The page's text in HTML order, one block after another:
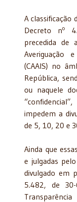
A classificação
Decreto no
precedida de
Averiguação
(CAAIS) no
República,
ou naquele
impedem a
de 5, 10, 20 e
Ainda que
e julgadas
divulgado em
5.482, de